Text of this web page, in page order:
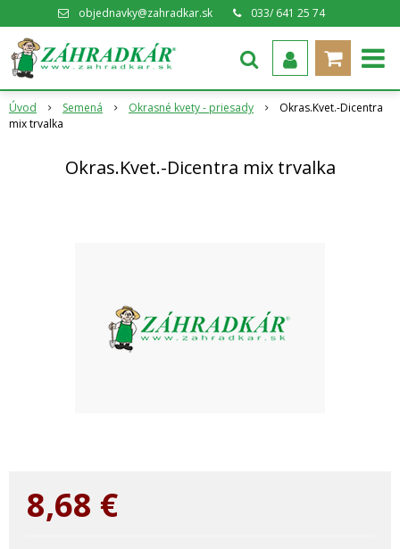
objednavky@zahradkar.sk 033/ 641 25 74
Úvod Semená Okrasné kvety - priesady
Okras.Kvet.-Dicentra
mix trvalka
Okras.Kvet.-Dicentra mix trvalka
8,68 €